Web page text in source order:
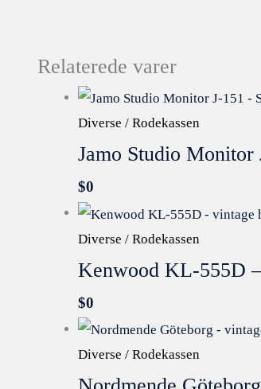
Relaterede varer
Diverse / Rodekassen
Jamo Studio
$0
Diverse / Rodekassen
Kenwood KL-555D
$0
Diverse / Rodekassen